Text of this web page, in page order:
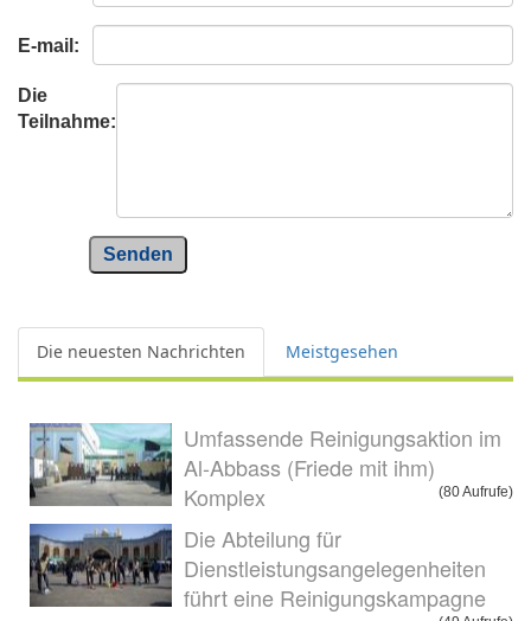
E-mail:
Die
Teilnahme:
Senden
Die neuesten Nachrichten Meistgesehen
Umfassende Reinigungsaktion im
Al-Abbass (Friede mit ihm)
Komplex
(80 Aufrufe)
Die Abteilung für
Dienstleistungsangelegenheiten
führt eine Reinigungskampagne